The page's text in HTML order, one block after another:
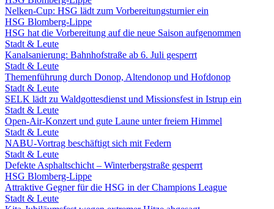
Nelken-Cup: HSG lädt zum Vorbereitungsturnier ein
HSG Blomberg-Lippe
HSG hat die Vorbereitung auf die neue Saison aufgenommen
Stadt & Leute
Kanalsanierung: Bahnhofstraße ab 6. Juli gesperrt
Stadt & Leute
Themenführung durch Donop, Altendonop und Hofdonop
Stadt & Leute
SELK lädt zu Waldgottesdienst und Missionsfest in Istrup ein
Stadt & Leute
Open-Air-Konzert und gute Laune unter freiem Himmel
Stadt & Leute
NABU-Vortrag beschäftigt sich mit Federn
Stadt & Leute
Defekte Asphaltschicht – Winterbergstraße gesperrt
HSG Blomberg-Lippe
Attraktive Gegner für die HSG in der Champions League
Stadt & Leute